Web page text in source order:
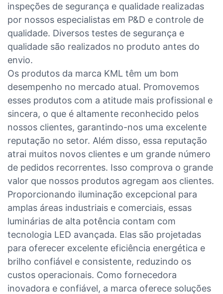
inspeções de segurança e qualidade realizadas
por nossos especialistas em P&D e controle de
qualidade. Diversos testes de segurança e
qualidade são realizados no produto antes do
envio.
Os produtos da marca KML têm um bom
desempenho no mercado atual. Promovemos
esses produtos com a atitude mais profissional e
sincera, o que é altamente reconhecido pelos
nossos clientes, garantindo-nos uma excelente
reputação no setor. Além disso, essa reputação
atrai muitos novos clientes e um grande número
de pedidos recorrentes. Isso comprova o grande
valor que nossos produtos agregam aos clientes.
Proporcionando iluminação excepcional para
amplas áreas industriais e comerciais, essas
luminárias de alta potência contam com
tecnologia LED avançada. Elas são projetadas
para oferecer excelente eficiência energética e
brilho confiável e consistente, reduzindo os
custos operacionais. Como fornecedora
inovadora e confiável, a marca oferece soluções